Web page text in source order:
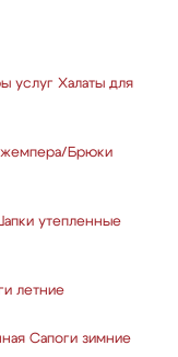
услуг Халаты для
Брюки
утепленные
летние
Сапоги зимние